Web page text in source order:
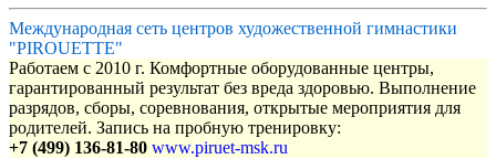
Международная сеть центров художественной гимнастики
"PIROUETTE"
Работаем с 2010 г. Комфортные оборудованные центры,
гарантированный результат без вреда здоровью. Выполнение
разрядов, сборы, соревнования, открытые мероприятия для
родителей. Запись на пробную тренировку:
+7 (499) 136-81-80 www.piruet-msk.ru